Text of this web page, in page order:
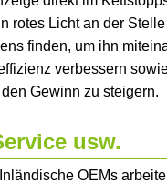
rotes Licht an der
finden, um ihn
verbessern
Gewinn zu steigern.
usw.
OEMs